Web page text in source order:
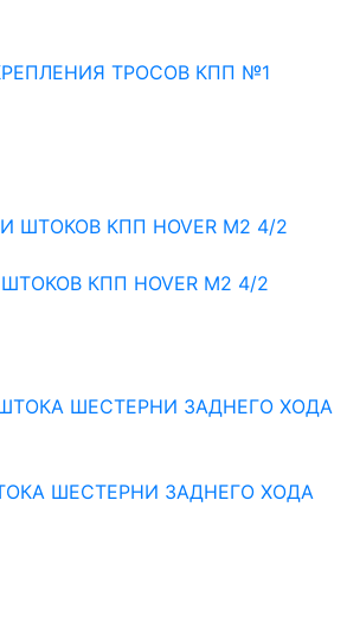
ТРОСОВ КПП №1
КПП HOVER M2 4/2
ШЕСТЕРНИ ЗАДНЕГО ХОДА